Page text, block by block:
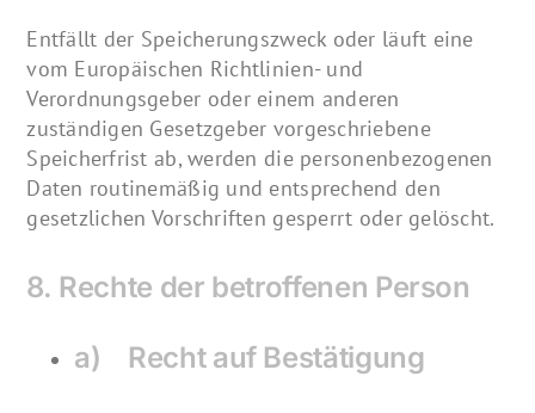
Entfällt der Speicherungszweck oder läuft eine
vom Europäischen Richtlinien- und
Verordnungsgeber oder einem anderen
zuständigen Gesetzgeber vorgeschriebene
Speicherfrist ab, werden die personenbezogenen
Daten routinemäßig und entsprechend den
gesetzlichen Vorschriften gesperrt oder gelöscht.
8. Rechte der betroffenen Person
a) Recht auf Bestätigung